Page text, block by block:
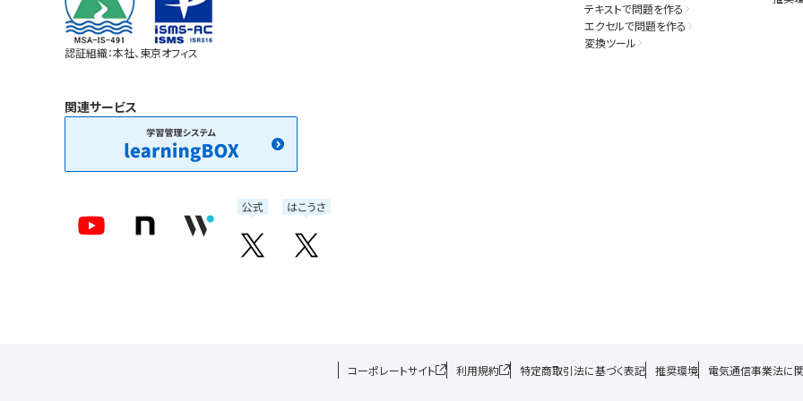
認証組織：本社、東京オフィス
関連サービス
テキストで問題を作る
エクセルで問題を作る
変換ツール
コーポレートサイト 利用規約 特定商取引法に基づく表記 推奨環境 電気通信事業法に